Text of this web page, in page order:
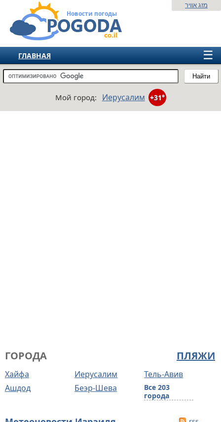
Новости погоды
Найти
מזג אוויר
☰
ГЛАВНАЯ
ИЗРАИЛЬ
ЕВРОПА
Мой город: Иерусалим +31°
ПЛЯЖИ
ГОРОДА
Хайфа Иерусалим
Тель-Авив
Ашдод
Беэр-Шева
Все 203
города